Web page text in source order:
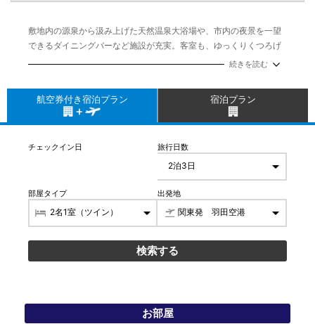
敷地内の源泉から汲み上げた天然温泉大浴場や、市内の夜景を一望
できるダイニングバーなど施設が充実。客室も、ゆっくりくつろげ
る落ち着いた色調。JR旭川駅から徒歩3分という便利なロケーショ
続きを読む
航空券付き宿泊プラン 宿泊プラン
チェックイン日 旅行日数
部屋タイプ 出発地
お部屋